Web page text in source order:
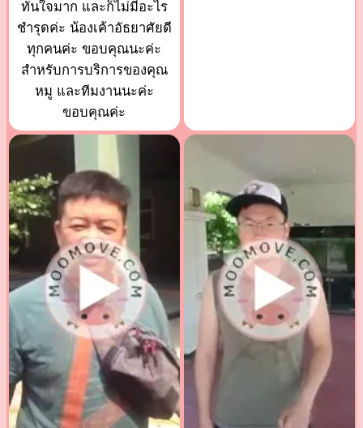
ทันใจมาก และก็ไม่มีอะไร
ชำรุดค่ะ น้องเค้าอัธยาศัยดี
ทุกคนค่ะ ขอบคุณนะค่ะ
สำหรับการบริการของคุณ
หมู และทีมงานนะค่ะ
ขอบคุณค่ะ